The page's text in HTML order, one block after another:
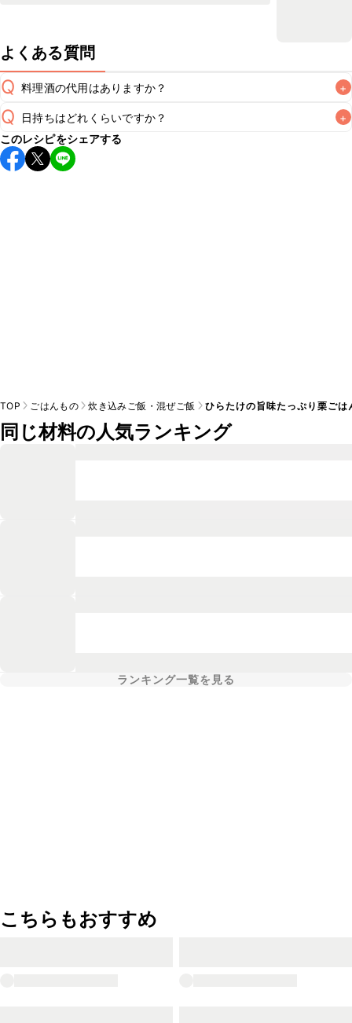
よくある質問
Q 料理酒の代用はありますか？ +
A
Q 日持ちはどれくらいですか？ +
保存期間は冷蔵で当日中が目安です。なるべくお早めにお召
し上がりください。
このレシピをシェアする
TOP ごはんもの 炊き込みご飯・混ぜご飯 ひらたけの旨味たっぷり栗ごは
同じ材料の人気ランキング
ランキング一覧を見る
こちらもおすすめ